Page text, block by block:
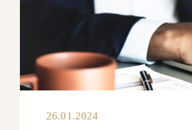
26.01.2024